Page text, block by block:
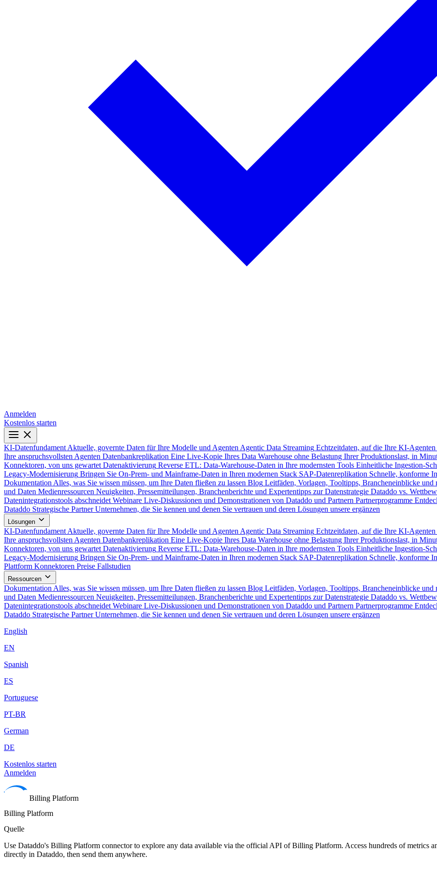
Anmelden
Kostenlos starten
KI-Datenfundament Aktuelle, governte Daten für Ihre Modelle und Agenten Agentic Data Streaming Echtzeitdaten, auf die Ihre KI-Agenten
Ihre anspruchsvollsten Agenten Datenbankreplikation Eine Live-Kopie Ihres Data Warehouse ohne Belastung Ihrer Produktionslast, in
Konnektoren, von uns gewartet Datenaktivierung Reverse ETL: Data-Warehouse-Daten in Ihre modernsten Tools Einheitliche Ingestion-
Legacy-Modernisierung Bringen Sie On-Prem- und Mainframe-Daten in Ihren modernen Stack SAP-Datenreplikation Schnelle, konforme
Dokumentation Alles, was Sie wissen müssen, um Ihre Daten fließen zu lassen Blog Leitfäden, Vorlagen, Tooltipps, Brancheneinblicke und
und Daten Medienressourcen Neuigkeiten, Pressemitteilungen, Branchenberichte und Expertentipps zur Datenstrategie Dataddo vs.
Datenintegrationstools abschneidet Webinare Live-Diskussionen und Demonstrationen von Dataddo und Partnern Partnerprogramme
Dataddo Strategische Partner Unternehmen, die Sie kennen und denen Sie vertrauen und deren Lösungen unsere ergänzen
Lösungen
KI-Datenfundament Aktuelle, governte Daten für Ihre Modelle und Agenten Agentic Data Streaming Echtzeitdaten, auf die Ihre KI-Agenten
Ihre anspruchsvollsten Agenten Datenbankreplikation Eine Live-Kopie Ihres Data Warehouse ohne Belastung Ihrer Produktionslast, in
Konnektoren, von uns gewartet Datenaktivierung Reverse ETL: Data-Warehouse-Daten in Ihre modernsten Tools Einheitliche Ingestion-
Legacy-Modernisierung Bringen Sie On-Prem- und Mainframe-Daten in Ihren modernen Stack SAP-Datenreplikation Schnelle, konforme
Plattform Konnektoren Preise Fallstudien
Ressourcen
Dokumentation Alles, was Sie wissen müssen, um Ihre Daten fließen zu lassen Blog Leitfäden, Vorlagen, Tooltipps, Brancheneinblicke und
und Daten Medienressourcen Neuigkeiten, Pressemitteilungen, Branchenberichte und Expertentipps zur Datenstrategie Dataddo vs.
Datenintegrationstools abschneidet Webinare Live-Diskussionen und Demonstrationen von Dataddo und Partnern Partnerprogramme
Dataddo Strategische Partner Unternehmen, die Sie kennen und denen Sie vertrauen und deren Lösungen unsere ergänzen
English
EN
Spanish
ES
Portuguese
PT-BR
German
DE
Kostenlos starten
Anmelden
Billing Platform
Billing Platform
Quelle
Use Dataddo's Billing Platform connector to explore any data available via the official API of Billing Platform. Access hundreds of metrics
directly in Dataddo, then send them anywhere.